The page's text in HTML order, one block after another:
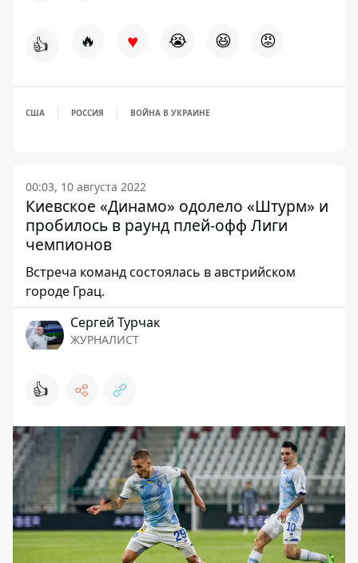
👍 🔥 ♥ 😭 😆 😡
США РОССИЯ ВОЙНА В УКРАИНЕ
00:03, 10 августа 2022
Киевское «Динамо» одолело «Штурм» и
пробилось в раунд плей-офф Лиги
чемпионов
Встреча команд состоялась в австрийском
городе Грац.
Сергей Турчак
ЖУРНАЛИСТ
👍